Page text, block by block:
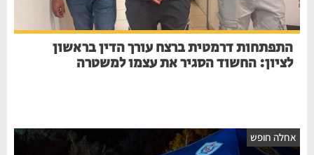
התפתחות דרמטית ברצח עורך הדין בראשון
לציון: החשוד הסגיר את עצמו למשטרה
אחלה חופש